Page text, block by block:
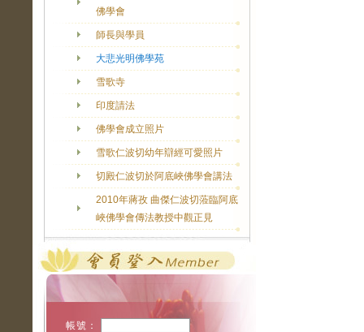
佛學會
師長與學員
大悲光明佛學苑
雪歌寺
印度請法
佛學會成立照片
雪歌仁波切幼年辯經可愛照片
切殿仁波切於阿底峽佛學會講法
2010年蔣孜 曲傑仁波切蒞臨阿底
峽佛學會傳法教授中觀正見
帳號：